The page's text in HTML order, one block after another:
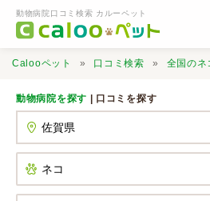
動物病院口コミ検索 カルーペット
Calooペット 口コミ検索 全国のネ
動物病院を探す | 口コミを探す